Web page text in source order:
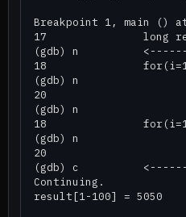
Breakpoint 1, main ()
17               long
(gdb) n
18               for(i=1;
(gdb) n
20
(gdb) n
18               for(i=1;
(gdb) n
20
(gdb) c
Continuing.
result[1-100] = 5050